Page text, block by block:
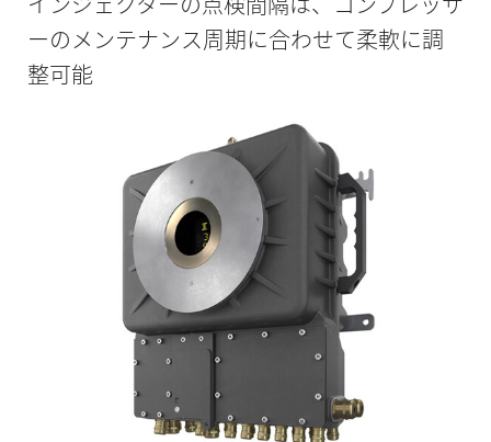
ーのメンテナンス周期に合わせて柔軟に調
整可能